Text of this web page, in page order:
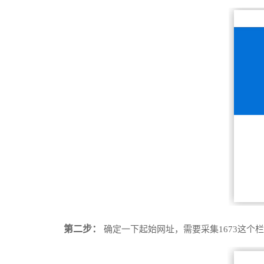
第二步： 确定一下起始网址，需要采集1673这个